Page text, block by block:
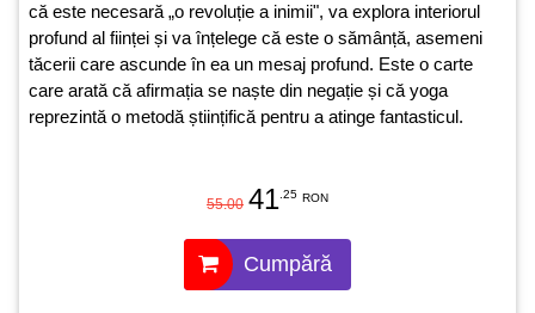
că este necesară „o revoluție a inimii", va explora interiorul
profund al ființei și va înțelege că este o sămânță, asemeni
tăcerii care ascunde în ea un mesaj profund. Este o carte
care arată că afirmația se naște din negație și că yoga
reprezintă o metodă științifică pentru a atinge fantasticul.
55.00 41 .25 RON
Cumpără